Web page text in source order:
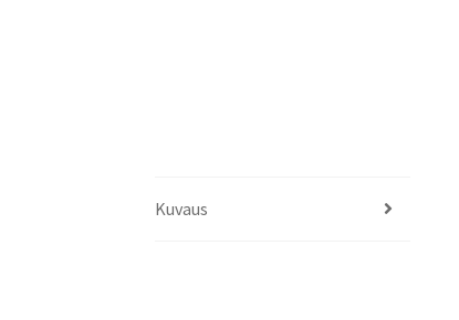
Kuvaus